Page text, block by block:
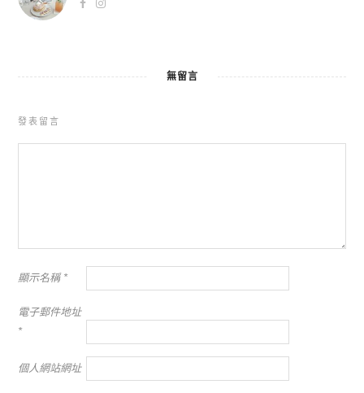
無留言
發表留言
顯示名稱 *
電子郵件地址
*
個人網站網址